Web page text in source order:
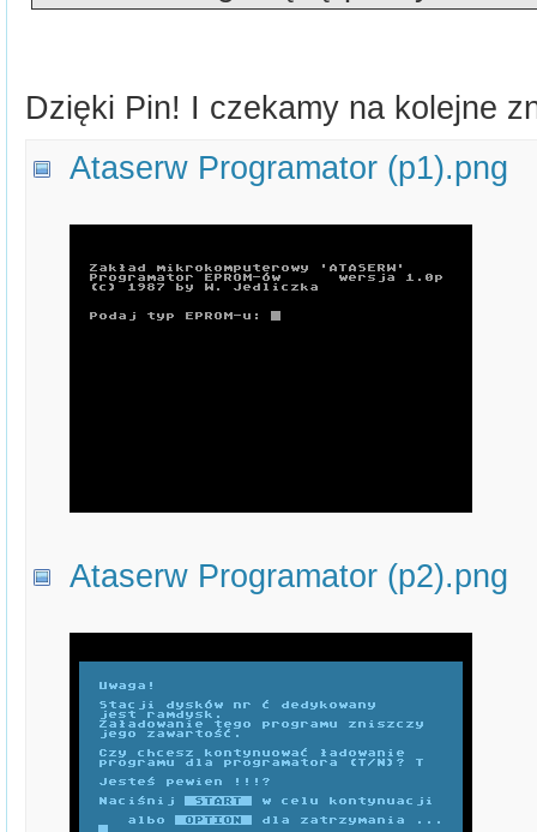
Dzięki Pin! I czekamy na kolejne
Ataserw Programator (p1).png
Ataserw Programator (p2).png